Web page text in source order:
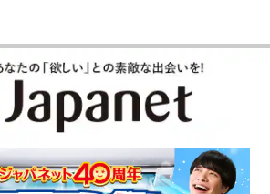
がトリガー式でちょっと大変
でき、十分な吸引力です。またバッテリ
持ちやすいです。ただ、トリガ－スイッ
けないので握力が入りますね…。